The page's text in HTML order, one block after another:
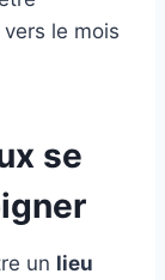
le mois
se
un lieu